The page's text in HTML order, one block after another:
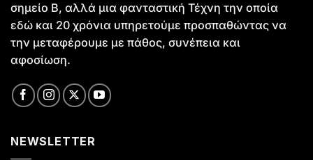
σημείο Β, αλλά μια φανταστική Τέχνη την οποία
εδώ και 20 χρόνια υπηρετούμε προσπαθώντας να
την μεταφέρουμε με πάθος, συνέπεια και
αφοσίωση.
NEWSLETTER